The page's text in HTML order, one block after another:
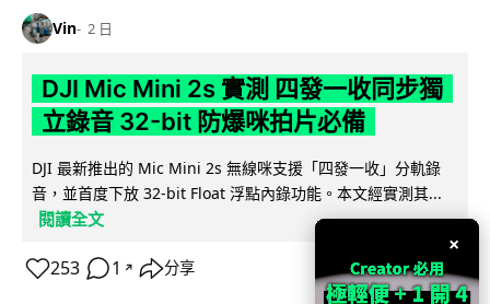
Vin 2 日
DJI Mic Mini 2s 實測 四發一收同步獨
立錄音 32-bit 防爆咪拍片必備
DJI 最新推出的 Mic Mini 2s 無線咪支援「四發一收」分軌錄
音，並首度下放 32-bit Float 浮點內錄功能。本文經實測其...
閱讀全文
253 1 ↗ 分享
×